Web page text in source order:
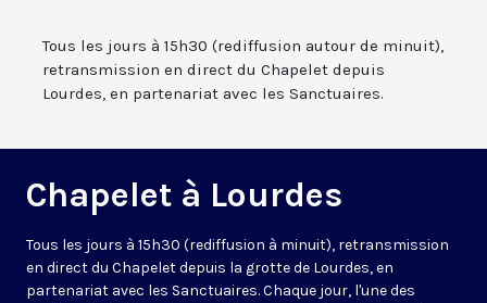
Tous les jours à 15h30 (rediffusion autour de minuit),
retransmission en direct du Chapelet depuis
Lourdes, en partenariat avec les Sanctuaires.
Chapelet à Lourdes
Tous les jours à 15h30 (rediffusion à minuit), retransmission
en direct du Chapelet depuis la grotte de Lourdes, en
partenariat avec les Sanctuaires. Chaque jour, l'une des